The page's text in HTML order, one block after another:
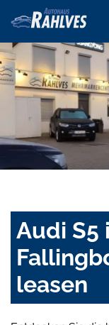
Audi S5
leasen